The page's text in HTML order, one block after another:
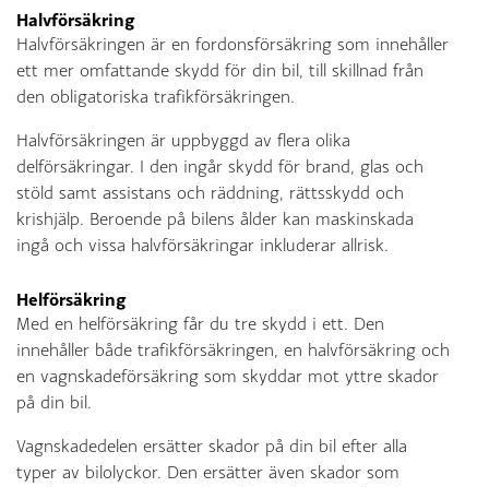
Halvförsäkring
Halvförsäkringen är en fordonsförsäkring som innehåller
ett mer omfattande skydd för din bil, till skillnad från
den obligatoriska trafikförsäkringen.
Halvförsäkringen är uppbyggd av flera olika
delförsäkringar. I den ingår skydd för brand, glas och
stöld samt assistans och räddning, rättsskydd och
krishjälp. Beroende på bilens ålder kan maskinskada
ingå och vissa halvförsäkringar inkluderar allrisk.
Helförsäkring
Med en helförsäkring får du tre skydd i ett. Den
innehåller både trafikförsäkringen, en halvförsäkring och
en vagnskadeförsäkring som skyddar mot yttre skador
på din bil.
Vagnskadedelen ersätter skador på din bil efter alla
typer av bilolyckor. Den ersätter även skador som